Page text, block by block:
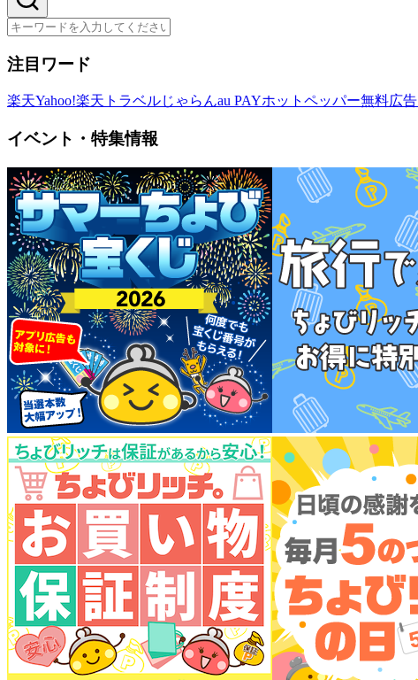
注目ワード
楽天Yahoo!楽天トラベルじゃらんau PAYホットペッパー無料広告
イベント・特集情報